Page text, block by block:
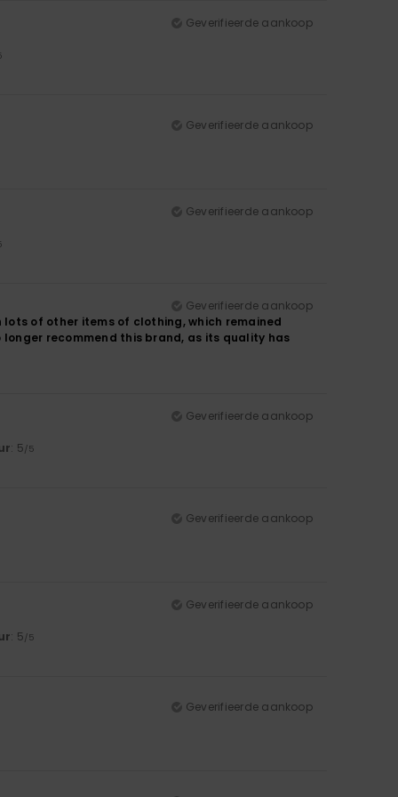
Geverifieerde aankoop
Geverifieerde aankoop
Geverifieerde aankoop
Geverifieerde aankoop
of other items of clothing, which remained
recommend this brand, as its quality has
Geverifieerde aankoop
: 5/5
Geverifieerde aankoop
Geverifieerde aankoop
: 5/5
Geverifieerde aankoop